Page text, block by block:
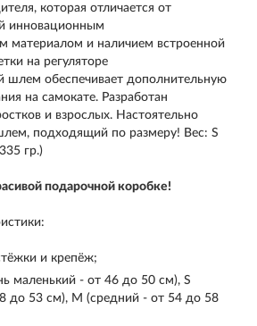
которая отличается от
инновационным
материалом и наличием встроенной
на регуляторе
шлем обеспечивает дополнительную
на самокате. Разработан
и взрослых. Настоятельно
подходящий по размеру! Вес: S
гр.)
подарочной коробке!
и крепёж;
маленький - от 46 до 50 см), S
до 53 см), M (средний - от 54 до 58